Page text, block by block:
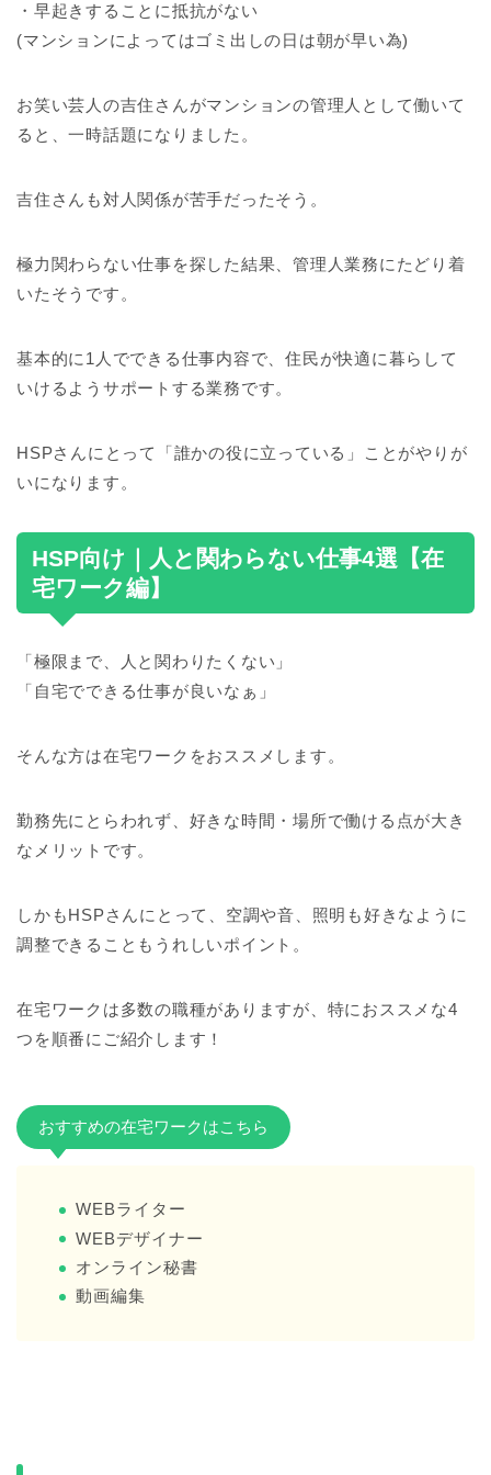
・早起きすることに抵抗がない
(マンションによってはゴミ出しの日は朝が早い為)
お笑い芸人の吉住さんがマンションの管理人として働いて
ると、一時話題になりました。
吉住さんも対人関係が苦手だったそう。
極力関わらない仕事を探した結果、管理人業務にたどり着
いたそうです。
基本的に1人でできる仕事内容で、住民が快適に暮らして
いけるようサポートする業務です。
HSPさんにとって「誰かの役に立っている」ことがやりが
いになります。
HSP向け｜人と関わらない仕事4選【在
宅ワーク編】
「極限まで、人と関わりたくない」
「自宅でできる仕事が良いなぁ」
そんな方は在宅ワークをおススメします。
勤務先にとらわれず、好きな時間・場所で働ける点が大き
なメリットです。
しかもHSPさんにとって、空調や音、照明も好きなように
調整できることもうれしいポイント。
在宅ワークは多数の職種がありますが、特におススメな4
つを順番にご紹介します！
おすすめの在宅ワークはこちら
WEBライター
WEBデザイナー
オンライン秘書
動画編集